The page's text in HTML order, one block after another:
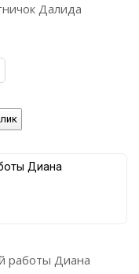
Далида
работы Диана